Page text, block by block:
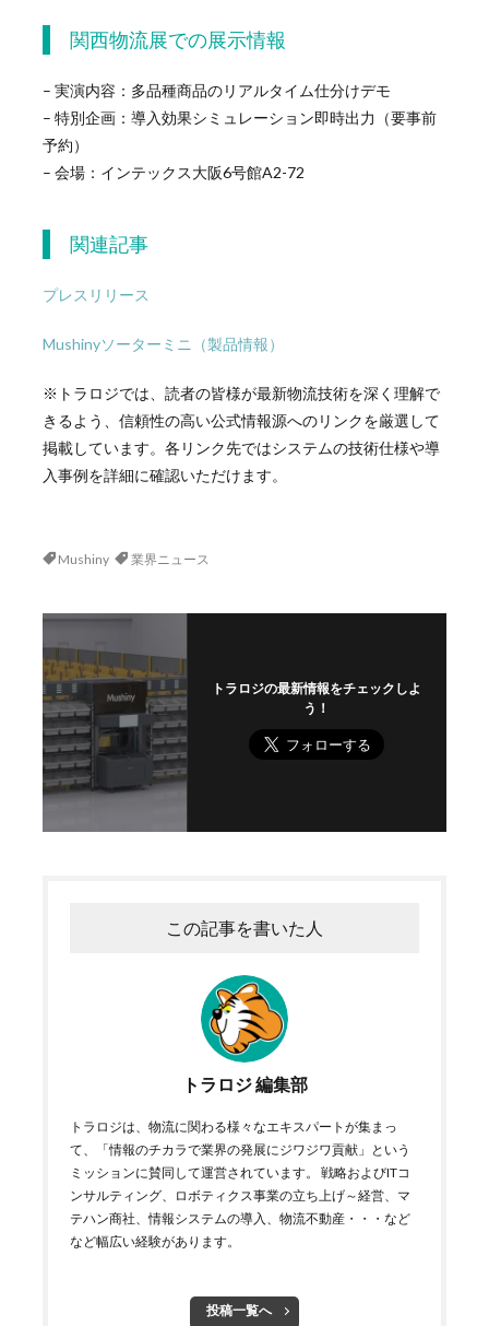
関西物流展での展示情報
– 実演内容：多品種商品のリアルタイム仕分けデモ
– 特別企画：導入効果シミュレーション即時出力（要事前
予約）
– 会場：インテックス大阪6号館A2-72
関連記事
プレスリリース
Mushinyソーターミニ（製品情報）
※トラロジでは、読者の皆様が最新物流技術を深く理解で
きるよう、信頼性の高い公式情報源へのリンクを厳選して
掲載しています。各リンク先ではシステムの技術仕様や導
入事例を詳細に確認いただけます。
Mushiny 業界ニュース
トラロジの最新情報をチェックしよ
う！
この記事を書いた人
トラロジ 編集部
トラロジは、物流に関わる様々なエキスパートが集まっ
て、「情報のチカラで業界の発展にジワジワ貢献」という
ミッションに賛同して運営されています。 戦略およびITコ
ンサルティング、ロボティクス事業の立ち上げ～経営、マ
テハン商社、情報システムの導入、物流不動産・・・など
など幅広い経験があります。
投稿一覧へ